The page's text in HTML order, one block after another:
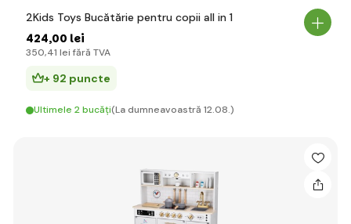
2Kids Toys Bucătărie pentru copii all in 1
424,00 lei
350,41 lei fără TVA
+ 92 puncte
Ultimele 2 bucăți(La dumneavoastră 12.08.)